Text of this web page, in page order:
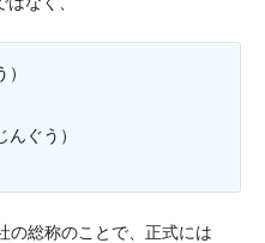
ぐう）
の総称のことで、正式には